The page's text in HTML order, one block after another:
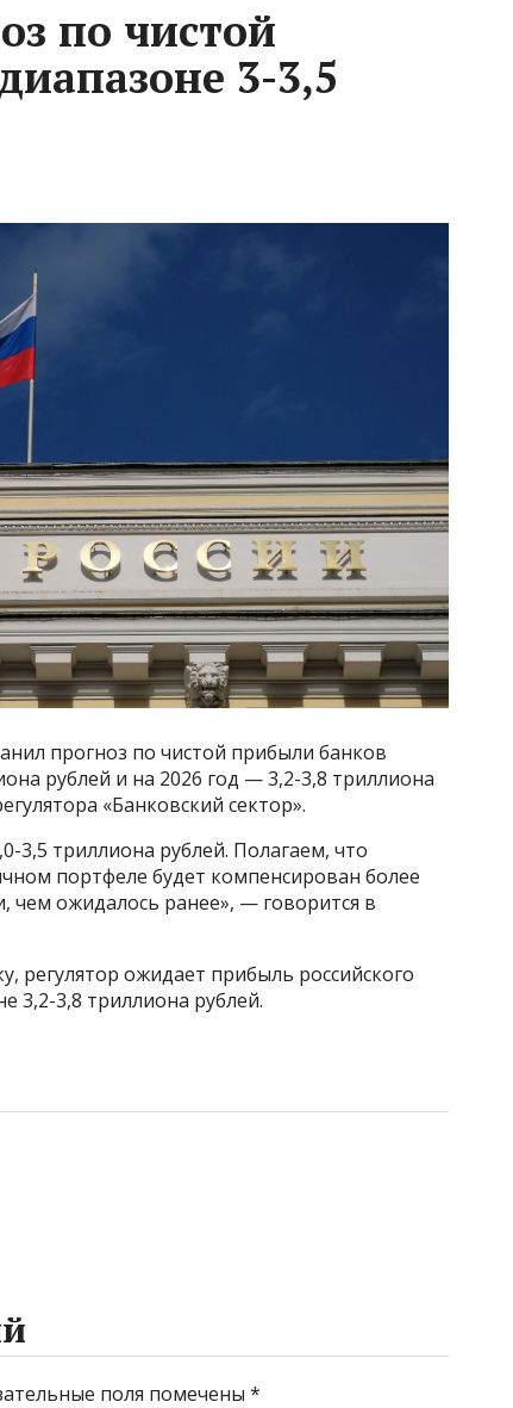
по чистой
3-3,5
прогноз по чистой прибыли банков
рублей и на 2026 год — 3,2-3,8 триллиона
«Банковский сектор».
3,5 триллиона рублей. Полагаем, что
портфеле будет компенсирован более
ожидалось ранее», — говорится в
регулятор ожидает прибыль российского
3,2-3,8 триллиона рублей.
поля помечены *